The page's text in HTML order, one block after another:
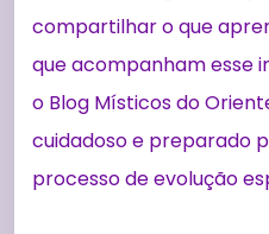
compartilhar o que
que acompanham esse
o Blog Místicos do
cuidadoso e preparado
processo de evolução